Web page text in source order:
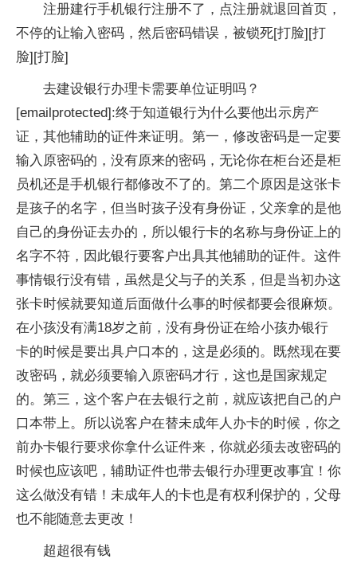
注册建行手机银行注册不了，点注册就退回首页，
不停的让输入密码，然后密码错误，被锁死[打脸][打
脸][打脸]
去建设银行办理卡需要单位证明吗？
[emailprotected]:终于知道银行为什么要他出示房产
证，其他辅助的证件来证明。第一，修改密码是一定要
输入原密码的，没有原来的密码，无论你在柜台还是柜
员机还是手机银行都修改不了的。第二个原因是这张卡
是孩子的名字，但当时孩子没有身份证，父亲拿的是他
自己的身份证去办的，所以银行卡的名称与身份证上的
名字不符，因此银行要客户出具其他辅助的证件。这件
事情银行没有错，虽然是父与子的关系，但是当初办这
张卡时候就要知道后面做什么事的时候都要会很麻烦。
在小孩没有满18岁之前，没有身份证在给小孩办银行
卡的时候是要出具户口本的，这是必须的。既然现在要
改密码，就必须要输入原密码才行，这也是国家规定
的。第三，这个客户在去银行之前，就应该把自己的户
口本带上。所以说客户在替未成年人办卡的时候，你之
前办卡银行要求你拿什么证件来，你就必须去改密码的
时候也应该吧，辅助证件也带去银行办理更改事宜！你
这么做没有错！未成年人的卡也是有权利保护的，父母
也不能随意去更改！
超超很有钱